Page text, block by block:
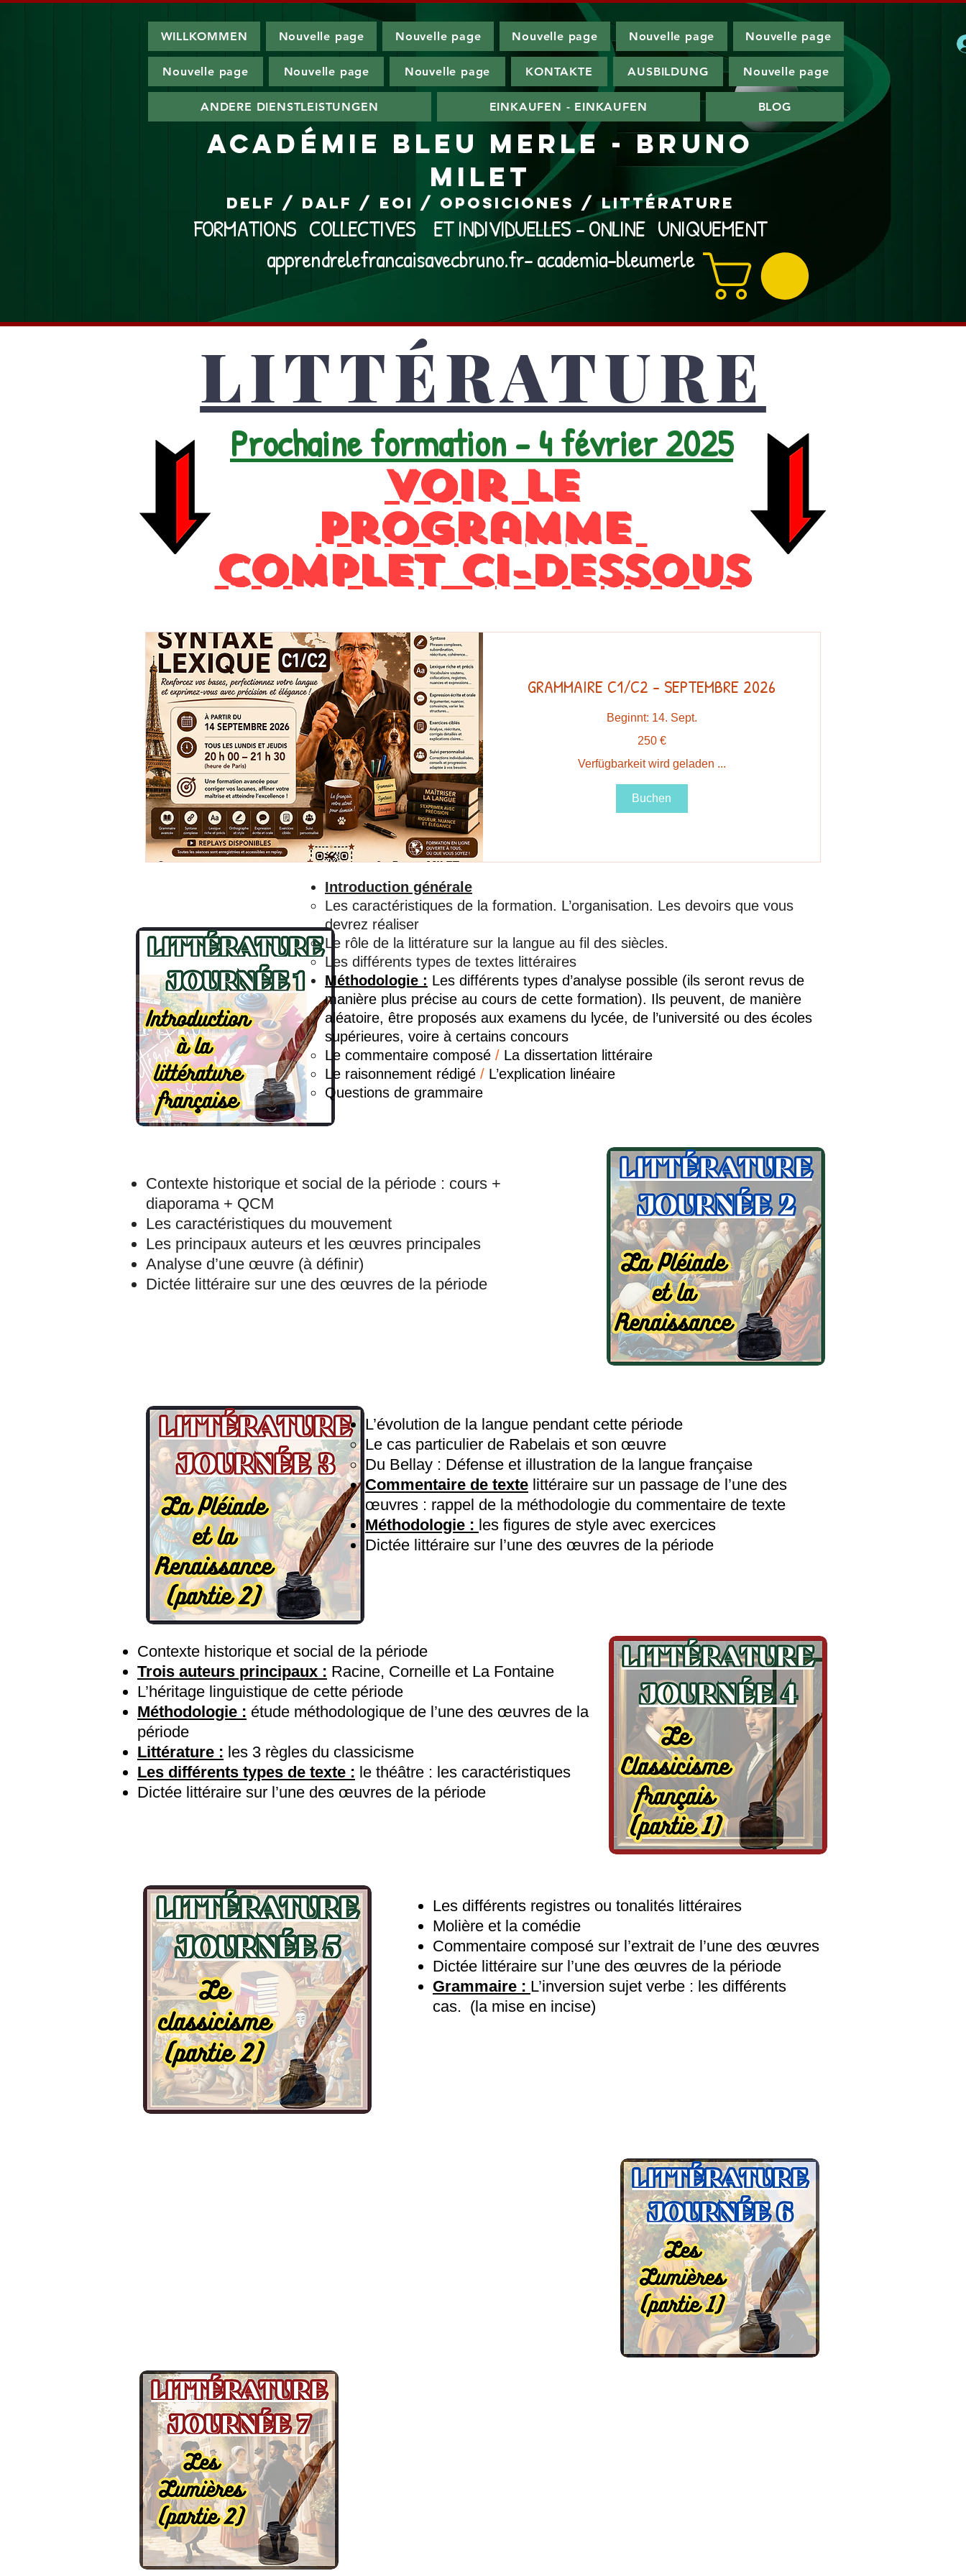
WILLKOMMEN Nouvelle page Nouvelle page Nouvelle page Nouvelle page Nouvelle page
Nouvelle page Nouvelle page Nouvelle page KONTAKTE AUSBILDUNG Nouvelle page
ANDERE DIENSTLEISTUNGEN EINKAUFEN - EINKAUFEN BLOG
ACADÉMIE BLEU MERLE - Bruno
MILET
DELF / DALF / EOI / Oposiciones / Littérature
FORMATIONS COLLECTIVES ET INDIVIDUELLES - ONLINE UNIQUEMENT
apprendrelefrancaisavecbruno.fr- academia-bleumerle
LITTÉRATURE
Prochaine formation - 4 février 2025
Voir le
programme
complet ci-dessous
GRAMMAIRE C1/C2 - SEPTEMBRE 2026
Beginnt: 14. Sept.
250 €
Verfügbarkeit wird geladen ...
Buchen
Introduction générale
Les caractéristiques de la formation. L’organisation. Les devoirs que vous
devrez réaliser
Le rôle de la littérature sur la langue au fil des siècles.
Les différents types de textes littéraires
Méthodologie : Les différents types d’analyse possible (ils seront revus de
manière plus précise au cours de cette formation). Ils peuvent, de manière
aléatoire, être proposés aux examens du lycée, de l’université ou des écoles
supérieures, voire à certains concours
Le commentaire composé / La dissertation littéraire
Le raisonnement rédigé / L’explication linéaire
Questions de grammaire
Contexte historique et social de la période : cours +
diaporama + QCM
Les caractéristiques du mouvement
Les principaux auteurs et les œuvres principales
Analyse d’une œuvre (à définir)
Dictée littéraire sur une des œuvres de la période
L’évolution de la langue pendant cette période
Le cas particulier de Rabelais et son œuvre
Du Bellay : Défense et illustration de la langue française
Commentaire de texte littéraire sur un passage de l’une des
œuvres : rappel de la méthodologie du commentaire de texte
Méthodologie : les figures de style avec exercices
Dictée littéraire sur l’une des œuvres de la période
Contexte historique et social de la période
Trois auteurs principaux : Racine, Corneille et La Fontaine
L’héritage linguistique de cette période
Méthodologie : étude méthodologique de l’une des œuvres de la
période
Littérature : les 3 règles du classicisme
Les différents types de texte : le théâtre : les caractéristiques
Dictée littéraire sur l’une des œuvres de la période
Les différents registres ou tonalités littéraires
Molière et la comédie
Commentaire composé sur l’extrait de l’une des œuvres
Dictée littéraire sur l’une des œuvres de la période
Grammaire : L’inversion sujet verbe : les différents
cas. (la mise en incise)